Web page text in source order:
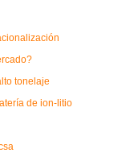
tonelaje
de ion-litio